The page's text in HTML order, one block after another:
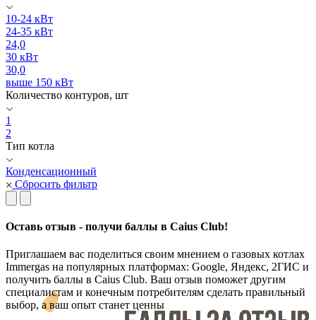
10-24 кВт
24-35 кВт
24,0
30 кВт
30,0
выше 150 кВт
Количество контуров, шт
1
2
Тип котла
Конденсационный
Сбросить фильтр
Оставь отзыв - получи баллы в Caius Club!
Приглашаем вас поделиться своим мнением о газовых котлах
Immergas на популярных платформах: Google, Яндекс, 2ГИС и
получить баллы в Caius Club. Ваш отзыв поможет другим
специалистам и конечным потребителям сделать правильный
выбор, а ваш опыт станет ценны